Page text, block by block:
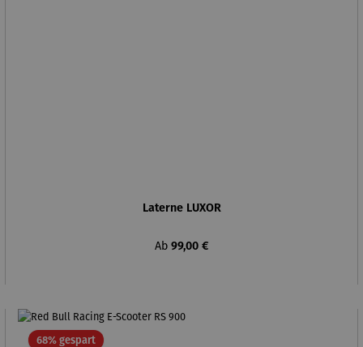
Laterne LUXOR
Regulärer Preis:
Ab 99,00 €
68% gespartRabatt